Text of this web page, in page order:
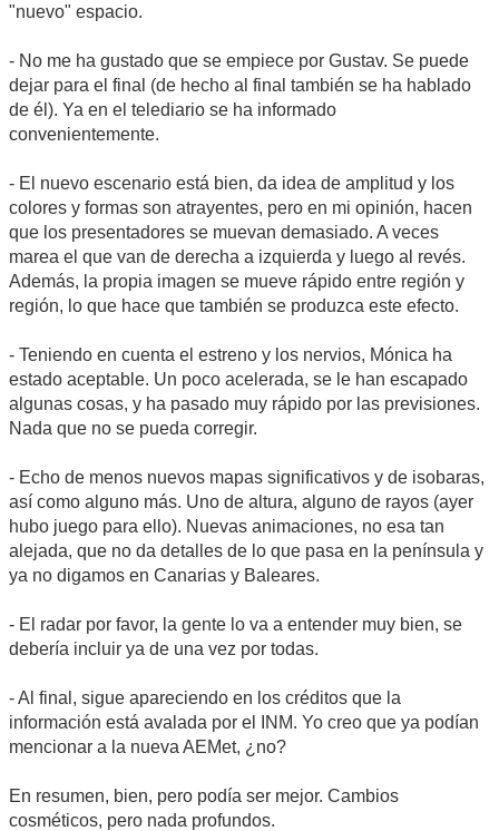
"nuevo" espacio.
- No me ha gustado que se empiece por Gustav. Se puede
dejar para el final (de hecho al final también se ha hablado
de él). Ya en el telediario se ha informado
convenientemente.
- El nuevo escenario está bien, da idea de amplitud y los
colores y formas son atrayentes, pero en mi opinión, hacen
que los presentadores se muevan demasiado. A veces
marea el que van de derecha a izquierda y luego al revés.
Además, la propia imagen se mueve rápido entre región y
región, lo que hace que también se produzca este efecto.
- Teniendo en cuenta el estreno y los nervios, Mónica ha
estado aceptable. Un poco acelerada, se le han escapado
algunas cosas, y ha pasado muy rápido por las previsiones.
Nada que no se pueda corregir.
- Echo de menos nuevos mapas significativos y de isobaras,
así como alguno más. Uno de altura, alguno de rayos (ayer
hubo juego para ello). Nuevas animaciones, no esa tan
alejada, que no da detalles de lo que pasa en la península y
ya no digamos en Canarias y Baleares.
- El radar por favor, la gente lo va a entender muy bien, se
debería incluir ya de una vez por todas.
- Al final, sigue apareciendo en los créditos que la
información está avalada por el INM. Yo creo que ya podían
mencionar a la nueva AEMet, ¿no?
En resumen, bien, pero podía ser mejor. Cambios
cosméticos, pero nada profundos.